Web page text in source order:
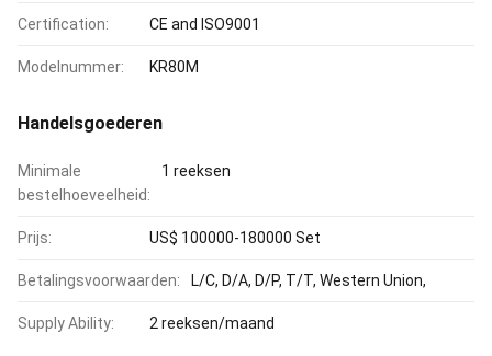
Certification: CE and ISO9001
Modelnummer: KR80M
Handelsgoederen
Minimale
bestelhoeveelheid:
1 reeksen
Prijs: US$ 100000-180000 Set
Betalingsvoorwaarden: L/C, D/A, D/P, T/T, Western Union,
Supply Ability: 2 reeksen/maand